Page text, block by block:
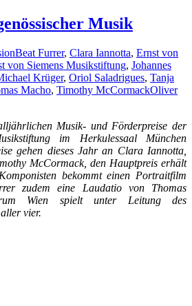
Musik
Beat Furrer, Clara Iannotta, Ernst von
von Siemens Musikstiftung, Johannes
Krüger, Oriol Saladrigues, Tanja
Macho, Timothy McCormackOliver
Musik- und Förderpreise der
im Herkulessaal München
gehen dieses Jahr an Clara Iannotta,
McCormack, den Hauptpreis erhält
bekommt einen Portraitfilm
zudem eine Laudatio von Thomas
Wien spielt unter Leitung des
vier.